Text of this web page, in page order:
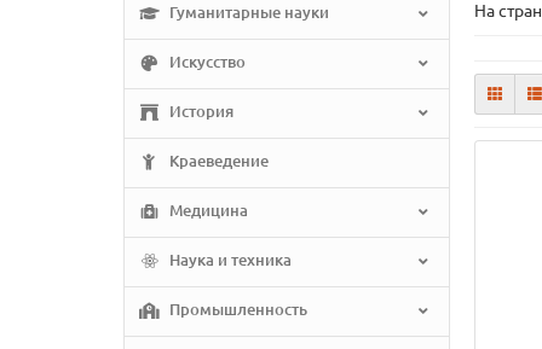
Гуманитарные науки
Искусство
История
Краеведение
Медицина
Наука и техника
Промышленность
На